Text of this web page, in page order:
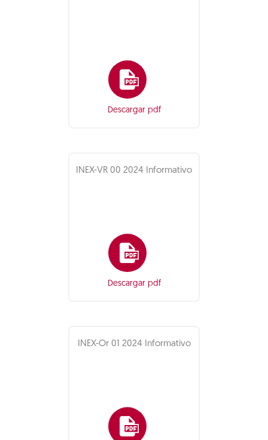
Descargar pdf
INEX-VR 00 2024 Informativo
Descargar pdf
INEX-Or 01 2024 Informativo